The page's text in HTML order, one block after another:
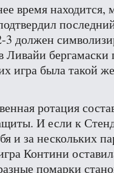
время находится,
3 должен
Ливайи
игра была такой
ротация
И если к
и за нескольких
Контини
помарки